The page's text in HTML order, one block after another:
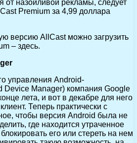
от назойливой рекламы, следует
Premium за 4,99 доллара
версию AllСast можно загрузить
– здесь.
управления Android-
Device Manager) компания Google
лета, и вот в декабре для него
Теперь практически с
чтобы версия Android была не
где находится утраченное
его или стереть на нем